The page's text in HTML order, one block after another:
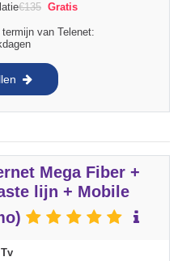
€135 Gratis
van Telenet:
Mega Fiber +
lijn + Mobile
Tv